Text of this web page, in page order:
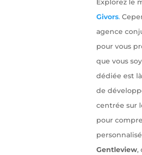
Explorez le
Givors.
agence
pour vous
que vous
dédiée est
de
centrée sur
pour
Gentleview,